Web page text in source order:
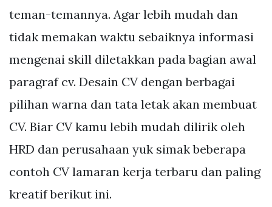
teman-temannya. Agar lebih mudah dan
tidak memakan waktu sebaiknya informasi
mengenai skill diletakkan pada bagian awal
paragraf cv. Desain CV dengan berbagai
pilihan warna dan tata letak akan membuat
CV. Biar CV kamu lebih mudah dilirik oleh
HRD dan perusahaan yuk simak beberapa
contoh CV lamaran kerja terbaru dan paling
kreatif berikut ini.